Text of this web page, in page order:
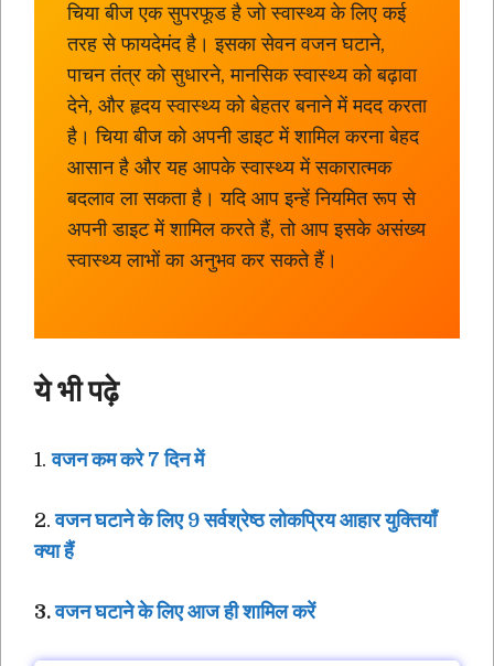
चिया बीज एक सुपरफूड है जो स्वास्थ्य के लिए कई
तरह से फायदेमंद है। इसका सेवन वजन घटाने,
पाचन तंत्र को सुधारने, मानसिक स्वास्थ्य को बढ़ावा
देने, और हृदय स्वास्थ्य को बेहतर बनाने में मदद करता
है। चिया बीज को अपनी डाइट में शामिल करना बेहद
आसान है और यह आपके स्वास्थ्य में सकारात्मक
बदलाव ला सकता है। यदि आप इन्हें नियमित रूप से
अपनी डाइट में शामिल करते हैं, तो आप इसके असंख्य
स्वास्थ्य लाभों का अनुभव कर सकते हैं।
ये भी पढ़े
1.वजन कम करे 7 दिन में
2. वजन घटाने के लिए 9 सर्वश्रेष्ठ लोकप्रिय आहार युक्तियाँ
क्या हैं
3.वजन घटाने के लिए आज ही शामिल करें